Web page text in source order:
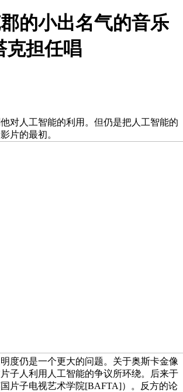
的小出名气的音乐
克担任唱
人工智能的利用。但仍是把人工智能的
片的最初。
度仍是一个更大的问题。关于奥斯卡金像
子人利用人工智能的争议所环绕。后来于
片子电视艺术学院[BAFTA]）。反方的论